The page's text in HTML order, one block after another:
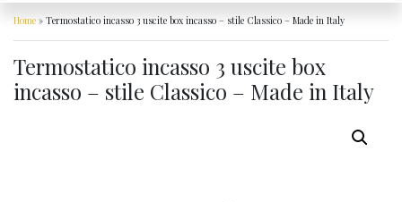
Home » Termostatico incasso 3 uscite box incasso – stile Classico – Made in Italy
Termostatico incasso 3 uscite box
incasso – stile Classico – Made in Italy